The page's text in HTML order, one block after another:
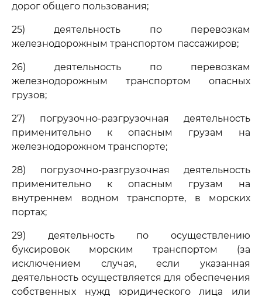
дорог общего пользования;
25) деятельность по перевозкам
железнодорожным транспортом пассажиров;
26) деятельность по перевозкам
железнодорожным транспортом опасных
грузов;
27) погрузочно-разгрузочная деятельность
применительно к опасным грузам на
железнодорожном транспорте;
28) погрузочно-разгрузочная деятельность
применительно к опасным грузам на
внутреннем водном транспорте, в морских
портах;
29) деятельность по осуществлению
буксировок морским транспортом (за
исключением случая, если указанная
деятельность осуществляется для обеспечения
собственных нужд юридического лица или